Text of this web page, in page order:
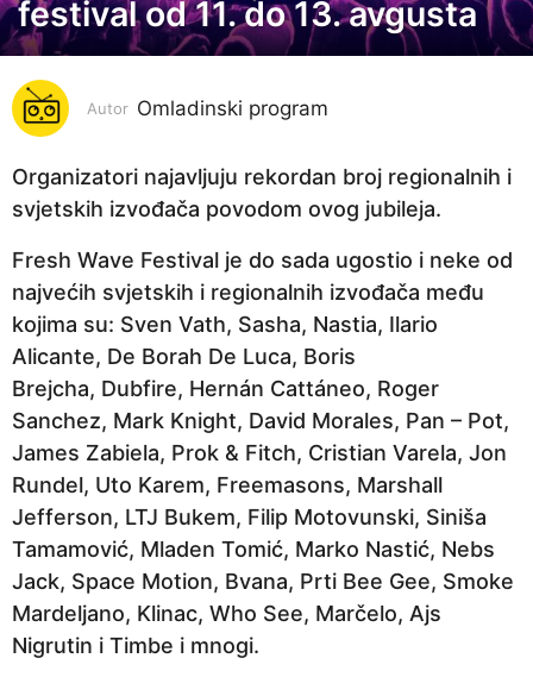
g
o
n
a
p
i
j
e
4
g
o
d
i
n
e
p
r
i
festival od 11. do 13. avgusta
Autor Omladinski program
Organizatori najavljuju rekordan broj regionalnih i
svjetskih izvođača povodom ovog jubileja.
Fresh Wave Festival je do sada ugostio i neke od
najvećih svjetskih i regionalnih izvođača među
kojima su: Sven Vath, Sasha, Nastia, Ilario
Alicante, De Borah De Luca, Boris
Brejcha, Dubfire, Hernán Cattáneo, Roger
Sanchez, Mark Knight, David Morales, Pan – Pot,
James Zabiela, Prok & Fitch, Cristian Varela, Jon
Rundel, Uto Karem, Freemasons, Marshall
Jefferson, LTJ Bukem, Filip Motovunski, Siniša
Tamamović, Mladen Tomić, Marko Nastić, Nebs
Jack, Space Motion, Bvana, Prti Bee Gee, Smoke
Mardeljano, Klinac, Who See, Marčelo, Ajs
Nigrutin i Timbe i mnogi.